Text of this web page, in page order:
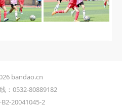
bandao.cn
：0532-80889182
20041045-2